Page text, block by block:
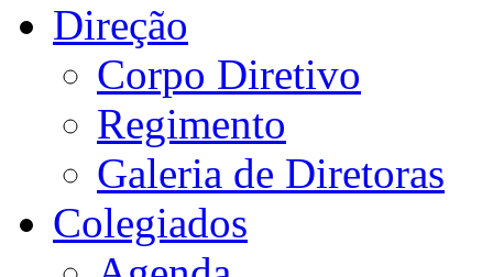
Direção
Corpo Diretivo
Regimento
Galeria de Diretoras
Colegiados